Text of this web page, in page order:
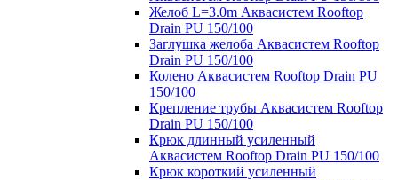
Желоб L=3.0m Аквасистем Rooftop
Drain PU 150/100
Заглушка желоба Аквасистем Rooftop
Drain PU 150/100
Колено Аквасистем Rooftop Drain PU
150/100
Крепление трубы Аквасистем Rooftop
Drain PU 150/100
Крюк длинный усиленный
Аквасистем Rooftop Drain PU 150/100
Крюк короткий усиленный